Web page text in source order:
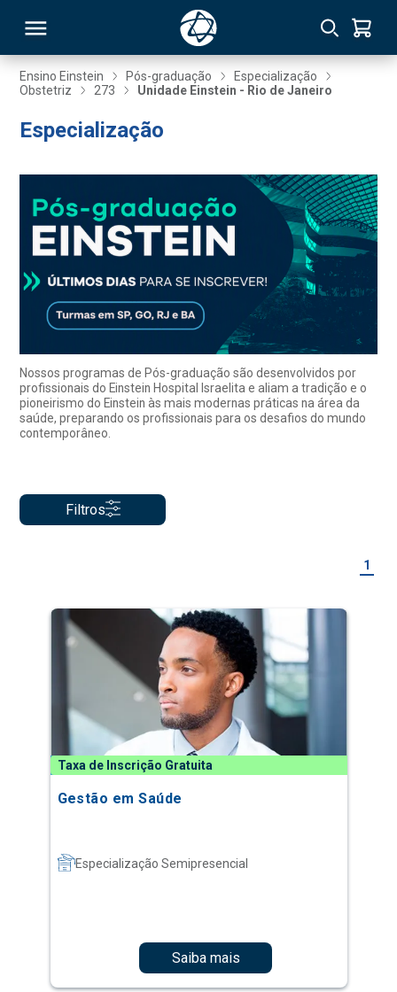
Ensino Einstein Pós-graduação
Especialização
Obstetriz
273 Unidade Einstein - Rio de Janeiro
Especialização
Nossos programas de Pós-graduação são desenvolvidos por
profissionais do Einstein Hospital Israelita e aliam a tradição e o
pioneirismo do Einstein às mais modernas práticas na área da
saúde, preparando os profissionais para os desafios do mundo
contemporâneo.
Filtros
1
Taxa de Inscrição Gratuita
Gestão em Saúde
Especialização Semipresencial
Saiba mais